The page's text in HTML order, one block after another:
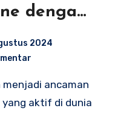
dengan
2024
ancaman
aktif di dunia